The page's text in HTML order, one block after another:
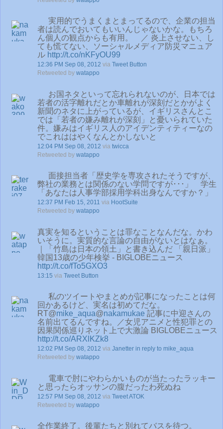
実用的でうまくまとまってるので、企業の担当
者は読んでおいてもいいんじゃないかな。もちろ
ん個人の観点からも有用。 ／ 炎上させない、し
ても慌てない、ソーシャルメディア防災マニュア
ル http://t.co/nKFyOU99
12:36 PM Sep 08, 2012 via Tweet Button
Retweeted by watappo
お国ネタといって忘れられないのが、日本では
若者の活字離れだとか車離れが深刻だとかがよく
新聞のネタに上がっているが、イギリスさんとこ
では「若者の嫌み離れが深刻」と憂いられていた
件。嫌みはイギリス人のアイデンティティーなの
でこれははやくなんとかしないと
12:04 PM Sep 08, 2012 via twicca
Retweeted by watappo
面接担当者「歴史学を専攻されたそうですが、
弊社の業務とは関係のない学問ですが･･･」 学生
「あなたは人事学部採用学科出身なんですか？」
12:37 PM Feb 15, 2011 via HootSuite
Retweeted by watappo
真実を知るということは罪なことなんだな。かわ
いそうに。実質的な言論の自由がないとはなぁ。
｜「竹島は日本の領土」と書き込んだ 「親日派」
韓国13歳の少年検挙 - BIGLOBEニュース
http://t.co/fTo5GXO3
13:15 via Tweet Button
私のツイートやまとめが記事になったことは何
回かあるけど、実名は初めてだな。
RT@mike_aqua@nakamukae 記事に中迎さんの
名前出てるんですね。／女児アニメと性犯罪との
因果関係巡りネット上で大激論 BIGLOBEニュース
http://t.co/ARXlKZk8
12:02 PM Sep 08, 2012 via Janetter in reply to mike_aqua
Retweeted by watappo
電車で肘にやわらかいものが当たったラッキー
と思ったらオッサンの腹だったわ死ぬね
12:57 PM Sep 08, 2012 via Tweet ATOK
Retweeted by watappo
全作業終了。後輩たちと別れてバスを待つ。